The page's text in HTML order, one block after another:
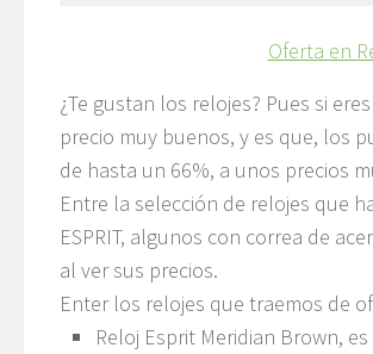
Oferta en
¿Te gustan los relojes? Pues si
precio muy buenos, y es que, los
de hasta un 66%, a unos precios
Entre la selección de relojes que
ESPRIT, algunos con correa de
al ver sus precios.
Enter los relojes que traemos de
Reloj Esprit Meridian Brown,